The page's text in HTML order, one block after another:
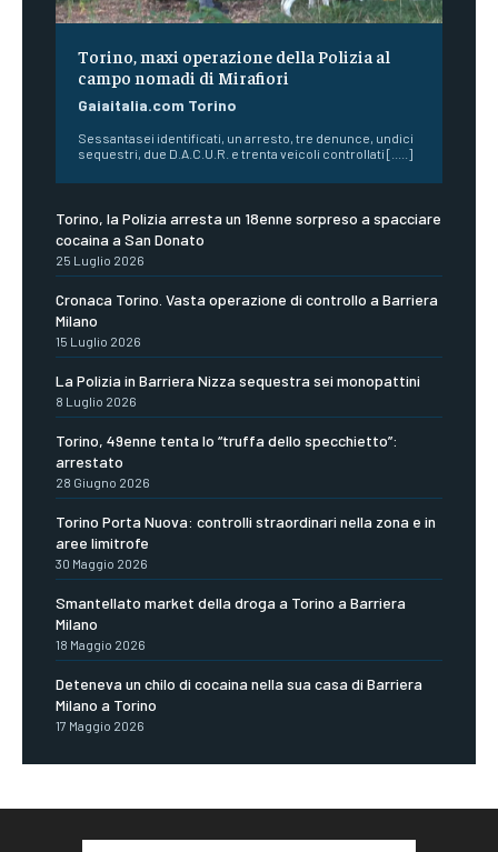
Torino, maxi operazione della Polizia al
campo nomadi di Mirafiori
Gaiaitalia.com Torino
Sessantasei identificati, un arresto, tre denunce, undici
sequestri, due D.A.C.U.R. e trenta veicoli controllati [.....]
Torino, la Polizia arresta un 18enne sorpreso a spacciare
cocaina a San Donato
25 Luglio 2026
Cronaca Torino. Vasta operazione di controllo a Barriera
Milano
15 Luglio 2026
La Polizia in Barriera Nizza sequestra sei monopattini
8 Luglio 2026
Torino, 49enne tenta lo “truffa dello specchietto”:
arrestato
28 Giugno 2026
Torino Porta Nuova: controlli straordinari nella zona e in
aree limitrofe
30 Maggio 2026
Smantellato market della droga a Torino a Barriera
Milano
18 Maggio 2026
Deteneva un chilo di cocaina nella sua casa di Barriera
Milano a Torino
17 Maggio 2026